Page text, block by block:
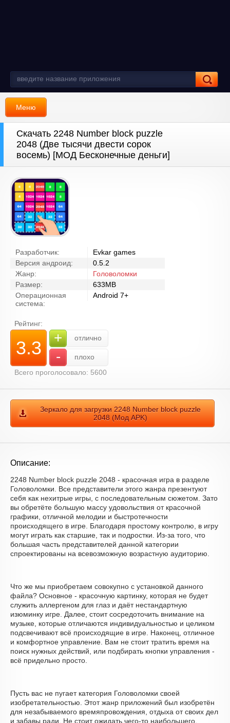
Меню
Скачать 2248 Number block puzzle
2048 (Две тысячи двести сорок
восемь) [МОД Бесконечные деньги]
Разработчик:
Evkar games
Версия андроид:
0.5.2
Жанр:
Головоломки
Размер:
633MB
Операционная
система:
Android 7+
Рейтинг:
3.3 + отлично
-
плохо
Всего проголосовало: 5600
Зеркало для загрузки 2248 Number block puzzle
2048 (Мод APK)
Описание:
2248 Number block puzzle 2048 - красочная игра в разделе
Головоломки. Все представители этого жанра презентуют
себя как нехитрые игры, с последовательным сюжетом. Зато
вы обретёте большую массу удовольствия от красочной
графики, отличной мелодии и быстротечности
происходящего в игре. Благодаря простому контролю, в игру
могут играть как старшие, так и подростки. Из-за того, что
большая часть представителей данной категории
спроектированы на всевозможную возрастную аудиторию.
Что же мы приобретаем совокупно с установкой данного
файла? Основное - красочную картинку, которая не будет
служить аллергеном для глаз и даёт нестандартную
изюминку игре. Далее, стоит сосредоточить внимание на
музыке, которые отличаются индивидуальностью и целиком
подсвечивают всё происходящие в игре. Наконец, отличное
и комфортное управление. Вам не стоит тратить время на
поиск нужных действий, или подбирать кнопки управления -
всё придельно просто.
Пусть вас не пугает категория Головоломки своей
изобретательностью. Этот жанр приложений был изобретён
для незабываемого времяпровождения, отдыха от своих дел
и забавы ради. Не стоит ожидать чего-то наибольшего.